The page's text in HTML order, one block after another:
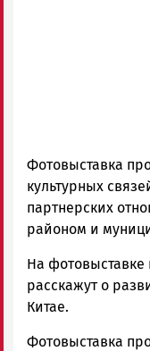
Фотовыставка
культурных
партнерских
районом и
На фотовыставке
расскажут о
Китае.
Фотовыставка